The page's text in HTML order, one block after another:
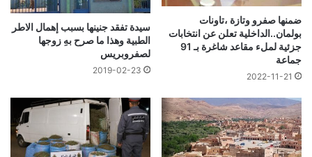
ضمنها صفرو وتازة ،تاونات
بولمان..الداخلية تعلن عن انتخابات
جزئية لملء مقاعد شاغرة بـ 91
جماعة
2022-11-21
سيدة تفقد جنينها بسبب إهمال الاطر
الطبية وهذا ما صرح بهِ زوجها
لصفروبريس
2019-02-23